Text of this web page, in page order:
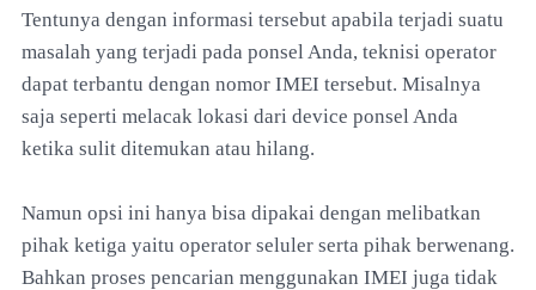
Tentunya dengan informasi tersebut apabila terjadi suatu
masalah yang terjadi pada ponsel Anda, teknisi operator
dapat terbantu dengan nomor IMEI tersebut. Misalnya
saja seperti melacak lokasi dari device ponsel Anda
ketika sulit ditemukan atau hilang.
Namun opsi ini hanya bisa dipakai dengan melibatkan
pihak ketiga yaitu operator seluler serta pihak berwenang.
Bahkan proses pencarian menggunakan IMEI juga tidak